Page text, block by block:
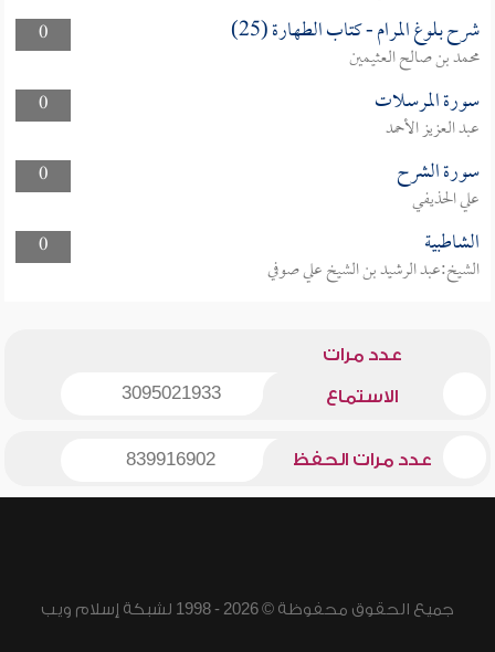
0
شرح بلوغ المرام - كتاب الطهارة (25)
محمد بن صالح العثيمين
0
سورة المرسلات
عبد العزيز الأحمد
0
سورة الشرح
علي الحذيفي
0
الشاطبية
الشيخ:عبد الرشيد بن الشيخ علي صوفي
عدد مرات
الاستماع 3095021933
عدد مرات الحفظ 839916902
جميع الحقوق محفوظة © 2026 - 1998 لشبكة إسلام ويب